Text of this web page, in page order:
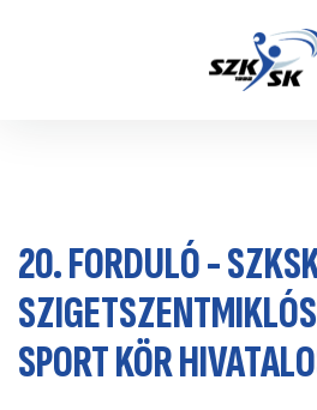
20. FORDULÓ -
SPORT KÖR